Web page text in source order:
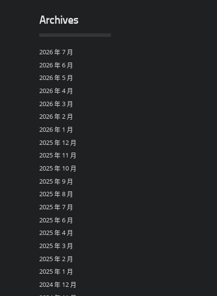
Archives
2026 年 7 月
2026 年 6 月
2026 年 5 月
2026 年 4 月
2026 年 3 月
2026 年 2 月
2026 年 1 月
2025 年 12 月
2025 年 11 月
2025 年 10 月
2025 年 9 月
2025 年 8 月
2025 年 7 月
2025 年 6 月
2025 年 4 月
2025 年 3 月
2025 年 2 月
2025 年 1 月
2024 年 12 月